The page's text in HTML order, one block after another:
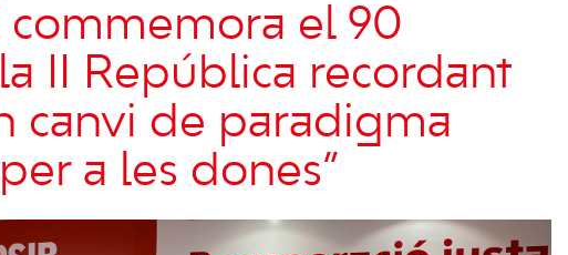
commemora el 90
II República recordant
canvi de paradigma
a les dones”